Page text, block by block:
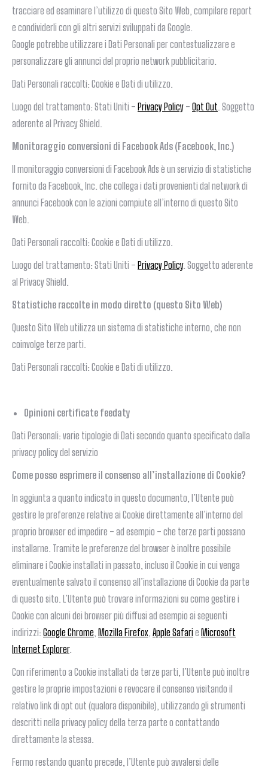
tracciare ed esaminare l’utilizzo di questo Sito Web, compilare report
e condividerli con gli altri servizi sviluppati da Google.
Google potrebbe utilizzare i Dati Personali per contestualizzare e
personalizzare gli annunci del proprio network pubblicitario.
Dati Personali raccolti: Cookie e Dati di utilizzo.
Luogo del trattamento: Stati Uniti – Privacy Policy – Opt Out . Soggetto
aderente al Privacy Shield.
Monitoraggio conversioni di Facebook Ads (Facebook, Inc.)
Il monitoraggio conversioni di Facebook Ads è un servizio di statistiche
fornito da Facebook, Inc. che collega i dati provenienti dal network di
annunci Facebook con le azioni compiute all’interno di questo Sito
Web.
Dati Personali raccolti: Cookie e Dati di utilizzo.
Luogo del trattamento: Stati Uniti – Privacy Policy. Soggetto aderente
al Privacy Shield.
Statistiche raccolte in modo diretto (questo Sito Web)
Questo Sito Web utilizza un sistema di statistiche interno, che non
coinvolge terze parti.
Dati Personali raccolti: Cookie e Dati di utilizzo.
Opinioni certificate feedaty
Dati Personali: varie tipologie di Dati secondo quanto specificato dalla
privacy policy del servizio
Come posso esprimere il consenso all’installazione di Cookie?
In aggiunta a quanto indicato in questo documento, l’Utente può
gestire le preferenze relative ai Cookie direttamente all’interno del
proprio browser ed impedire – ad esempio – che terze parti possano
installarne. Tramite le preferenze del browser è inoltre possibile
eliminare i Cookie installati in passato, incluso il Cookie in cui venga
eventualmente salvato il consenso all’installazione di Cookie da parte
di questo sito. L’Utente può trovare informazioni su come gestire i
Cookie con alcuni dei browser più diffusi ad esempio ai seguenti
indirizzi: Google Chrome Mozilla Firefox Apple Safarie Microsoft
Internet Explorer.
Con riferimento a Cookie installati da terze parti, l’Utente può inoltre
gestire le proprie impostazioni e revocare il consenso visitando il
relativo link di opt out (qualora disponibile), utilizzando gli strumenti
descritti nella privacy policy della terza parte o contattando
direttamente la stessa.
Fermo restando quanto precede, l’Utente può avvalersi delle